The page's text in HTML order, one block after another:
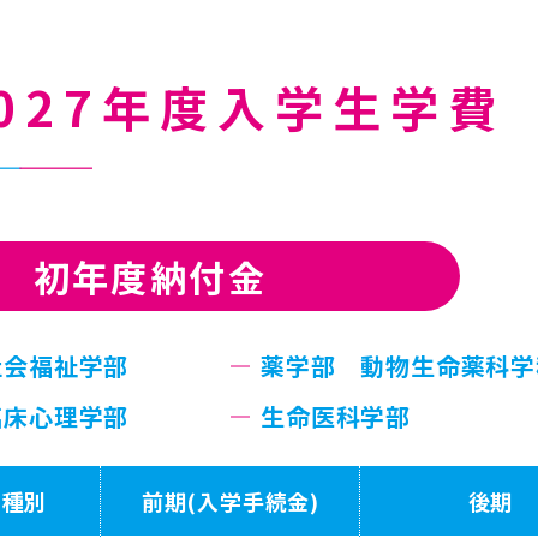
年度入学生学費
初年度納付金
福祉学部
心理学部
薬学部 動物生命薬科
生命医科学部
種別 前期(入学手続金) 後期